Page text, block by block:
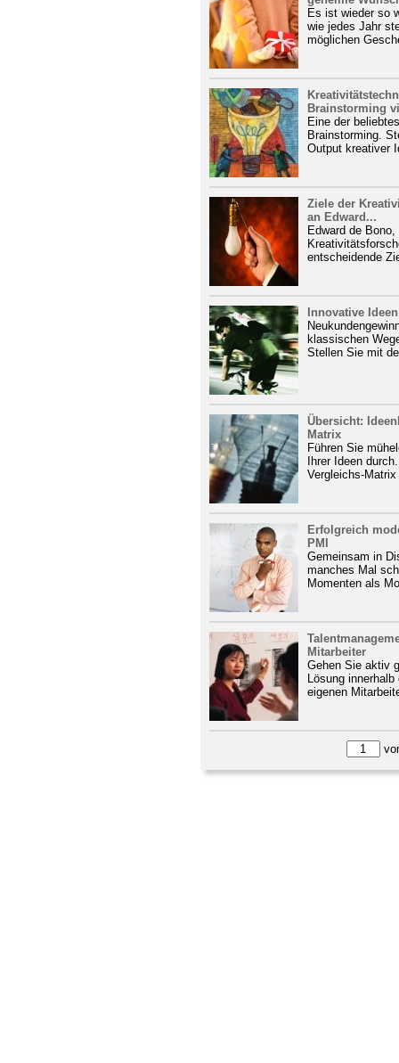
Es ist wieder so
wie jedes Jahr
möglichen
Brainstorming
Eine der
Brainstorming.
Output kreativer
Ziele der
an Edward...
Edward de
entscheidende
Innovative
klassischen
Stellen Sie mit
Übersicht:
Matrix
Führen Sie
Ihrer Ideen
Vergleichs-
Erfolgreich
PMI
Gemeinsam in
manches Mal
Momenten als
Mitarbeiter
Gehen Sie aktiv
Lösung
eigenen